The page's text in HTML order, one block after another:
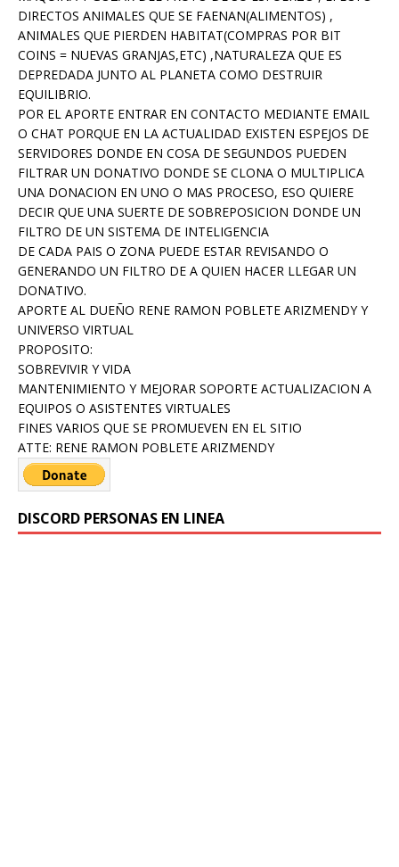
DIRECTOS ANIMALES QUE SE FAENAN(ALIMENTOS) ,
ANIMALES QUE PIERDEN HABITAT(COMPRAS POR BIT
COINS = NUEVAS GRANJAS,ETC) ,NATURALEZA QUE ES
DEPREDADA JUNTO AL PLANETA COMO DESTRUIR
EQUILIBRIO.
POR EL APORTE ENTRAR EN CONTACTO MEDIANTE EMAIL
O CHAT PORQUE EN LA ACTUALIDAD EXISTEN ESPEJOS DE
SERVIDORES DONDE EN COSA DE SEGUNDOS PUEDEN
FILTRAR UN DONATIVO DONDE SE CLONA O MULTIPLICA
UNA DONACION EN UNO O MAS PROCESO, ESO QUIERE
DECIR QUE UNA SUERTE DE SOBREPOSICION DONDE UN
FILTRO DE UN SISTEMA DE INTELIGENCIA
DE CADA PAIS O ZONA PUEDE ESTAR REVISANDO O
GENERANDO UN FILTRO DE A QUIEN HACER LLEGAR UN
DONATIVO.
APORTE AL DUEÑO RENE RAMON POBLETE ARIZMENDY Y
UNIVERSO VIRTUAL
PROPOSITO:
SOBREVIVIR Y VIDA
MANTENIMIENTO Y MEJORAR SOPORTE ACTUALIZACION A
EQUIPOS O ASISTENTES VIRTUALES
FINES VARIOS QUE SE PROMUEVEN EN EL SITIO
ATTE: RENE RAMON POBLETE ARIZMENDY
DISCORD PERSONAS EN LINEA